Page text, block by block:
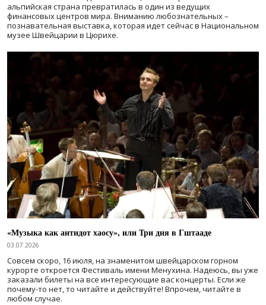
альпийская страна превратилась в один из ведущих
финансовых центров мира. Вниманию любознательных –
познавательная выставка, которая идет сейчас в Национальном
музее Швейцарии в Цюрихе.
«Музыка как антидот хаосу», или Три дня в Гштааде
03.07.2026
Совсем скоро, 16 июля, на знаменитом швейцарском горном
курорте откроется Фестиваль имени Менухина. Надеюсь, вы уже
заказали билеты на все интересующие вас концерты. Если же
почему-то нет, то читайте и действуйте! Впрочем, читайте в
любом случае.